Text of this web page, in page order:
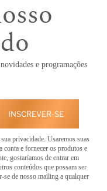
e programações
INSCREVER-SE
privacidade. Usaremos suas
conta e fornecer os produtos e
gostaríamos de entrar em
conteúdos que possam ser
se de nosso mailing a qualquer